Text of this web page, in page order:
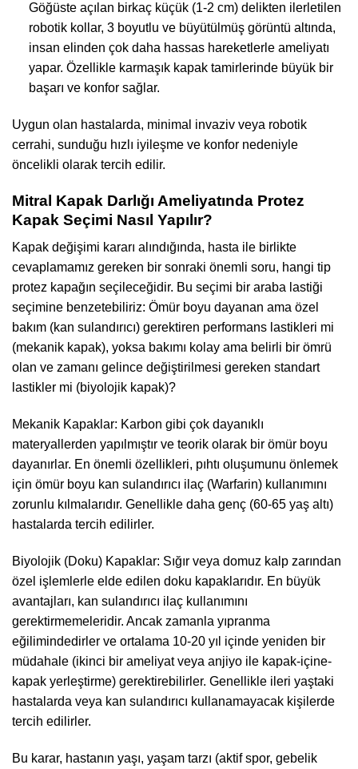
Göğüste açılan birkaç küçük (1-2 cm) delikten ilerletilen
robotik kollar, 3 boyutlu ve büyütülmüş görüntü altında,
insan elinden çok daha hassas hareketlerle ameliyatı
yapar. Özellikle karmaşık kapak tamirlerinde büyük bir
başarı ve konfor sağlar.
Uygun olan hastalarda, minimal invaziv veya robotik
cerrahi, sunduğu hızlı iyileşme ve konfor nedeniyle
öncelikli olarak tercih edilir.
Mitral Kapak Darlığı Ameliyatında Protez
Kapak Seçimi Nasıl Yapılır?
Kapak değişimi kararı alındığında, hasta ile birlikte
cevaplamamız gereken bir sonraki önemli soru, hangi tip
protez kapağın seçileceğidir. Bu seçimi bir araba lastiği
seçimine benzetebiliriz: Ömür boyu dayanan ama özel
bakım (kan sulandırıcı) gerektiren performans lastikleri mi
(mekanik kapak), yoksa bakımı kolay ama belirli bir ömrü
olan ve zamanı gelince değiştirilmesi gereken standart
lastikler mi (biyolojik kapak)?
Mekanik Kapaklar: Karbon gibi çok dayanıklı
materyallerden yapılmıştır ve teorik olarak bir ömür boyu
dayanırlar. En önemli özellikleri, pıhtı oluşumunu önlemek
için ömür boyu kan sulandırıcı ilaç (Warfarin) kullanımını
zorunlu kılmalarıdır. Genellikle daha genç (60-65 yaş altı)
hastalarda tercih edilirler.
Biyolojik (Doku) Kapaklar: Sığır veya domuz kalp zarından
özel işlemlerle elde edilen doku kapaklarıdır. En büyük
avantajları, kan sulandırıcı ilaç kullanımını
gerektirmemeleridir. Ancak zamanla yıpranma
eğilimindedirler ve ortalama 10-20 yıl içinde yeniden bir
müdahale (ikinci bir ameliyat veya anjiyo ile kapak-içine-
kapak yerleştirme) gerektirebilirler. Genellikle ileri yaştaki
hastalarda veya kan sulandırıcı kullanamayacak kişilerde
tercih edilirler.
Bu karar, hastanın yaşı, yaşam tarzı (aktif spor, gebelik